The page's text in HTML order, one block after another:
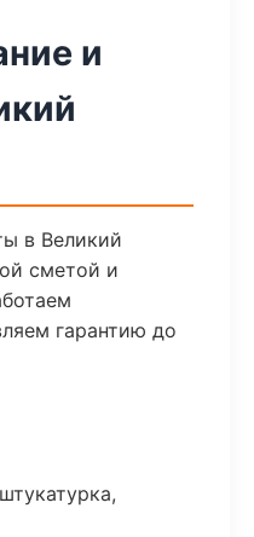
и
в Великий
сметой и
гарантию до